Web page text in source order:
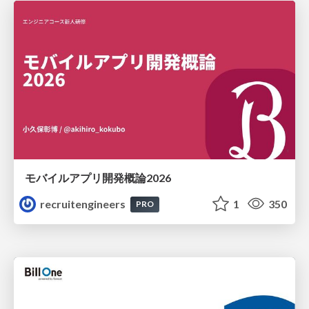
モバイルアプリ開発概論2026
recruitengineers
PRO 1 350